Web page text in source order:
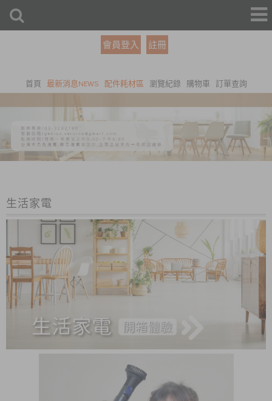
會員登入 註冊
首頁 最新消息NEWS 配件耗材區 瀏覽紀錄 購物車 訂單查詢
生活家電